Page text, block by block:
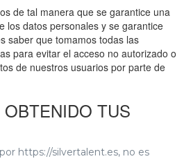
de tal manera que se garantice una
los datos personales y se garantice
saber que tomamos todas las
para evitar el acceso no autorizado o
de nuestros usuarios por parte de
TUS
https://silvertalent.es, no es